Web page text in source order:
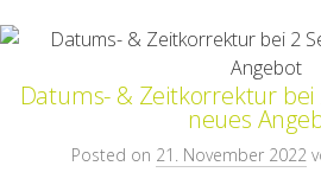
Datums- & Zeitkorrektur bei
neues
Posted on 21. November 2022